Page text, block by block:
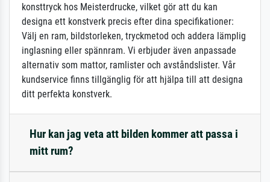
konsttryck hos Meisterdrucke, vilket gör att du kan
designa ett konstverk precis efter dina specifikationer:
Välj en ram, bildstorleken, tryckmetod och addera lämplig
inglasning eller spännram. Vi erbjuder även anpassade
alternativ som mattor, ramlister och avståndslister. Vår
kundservice finns tillgänglig för att hjälpa till att designa
ditt perfekta konstverk.
Hur kan jag veta att bilden kommer att passa i
mitt rum?